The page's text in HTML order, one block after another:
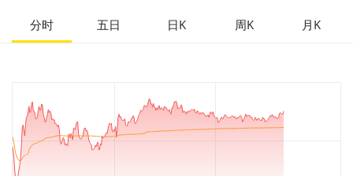
52周最高
61.70 市盈率
16.91
股息
分时 五日 日K 周K 月K